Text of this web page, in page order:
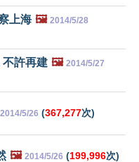
上海 🖼️ 2014/5/28
許再建 🖼️ 2014/5/27
2014/5/26 (367,277次)
🖼️ 2014/5/26 (199,996次)